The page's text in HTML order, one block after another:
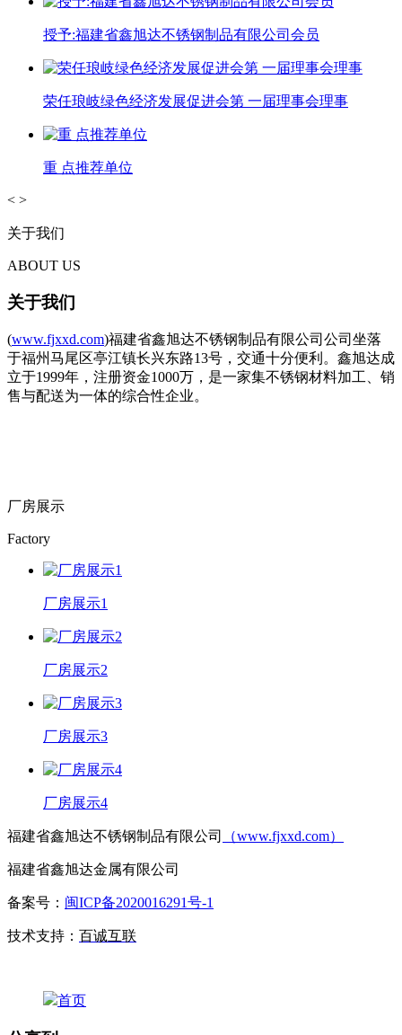
授予:福建省鑫旭达不锈钢制品有限公司会员
荣任琅岐绿色经济发展促进会第 一届理事会理事
重 点推荐单位
< >
关于我们
ABOUT US
关于我们
(www.fjxxd.com)福建省鑫旭达不锈钢制品有限公司公司坐落
于福州马尾区亭江镇长兴东路13号，交通十分便利。鑫旭达成
立于1999年，注册资金1000万，是一家集不锈钢材料加工、销
售与配送为一体的综合性企业。
厂房展示
Factory
厂房展示1
厂房展示2
厂房展示3
厂房展示4
福建省鑫旭达不锈钢制品有限公司 （www.fjxxd.com）
福建省鑫旭达金属有限公司
备案号： 闽ICP备2020016291号-1
技术支持： 百诚互联
首页